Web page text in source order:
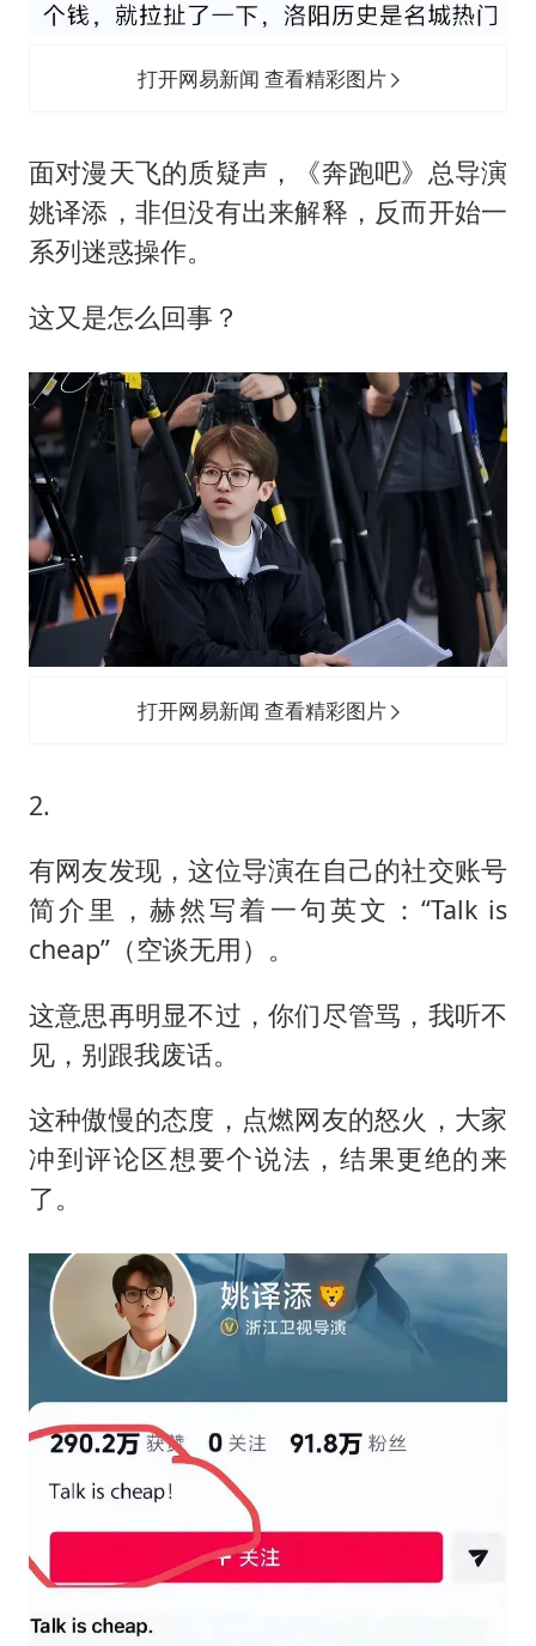
打开网易新闻 查看精彩图片
面对漫天飞的质疑声，《奔跑吧》总导演
姚译添，非但没有出来解释，反而开始一
系列迷惑操作。
这又是怎么回事？
打开网易新闻 查看精彩图片
2.
有网友发现，这位导演在自己的社交账号
简介里，赫然写着一句英文：“Talk is
cheap”（空谈无用）。
这意思再明显不过，你们尽管骂，我听不
见，别跟我废话。
这种傲慢的态度，点燃网友的怒火，大家
冲到评论区想要个说法，结果更绝的来
了。